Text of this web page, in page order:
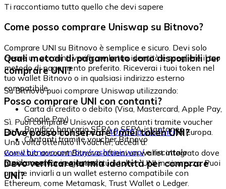
Ti raccontiamo tutto quello che devi sapere
Come posso comprare Uniswap su Bitnovo?
Comprare UNI su Bitnovo è semplice e sicuro. Devi solo
creare un account, verificare la tua identità e scegliere il tuo
metodo di pagamento preferito. Riceverai i tuoi token nel
tuo wallet Bitnovo o in qualsiasi indirizzo esterno
compatibile.
Quali metodi di pagamento sono disponibili per
comprare UNI?
Su Bitnovo puoi comprare Uniswap utilizzando:
Carta di credito o debito (Visa, Mastercard, Apple Pay,
Google Pay)
Bonifico bancario SEPA o SEPA istantaneo
Contanti tramite voucher Bitnovo
Posso comprare UNI con contanti?
Sì. Puoi comprare Uniswap con contanti tramite voucher
Bitnovo, disponibili in più di40.000 punti fisiciin Europa.
Una volta ottenuto il voucher, accedi a:
www.bitnovo.com/buy/cash/uniswap/e riscattalo
rapidamente e in sicurezza.
Dove posso conservare i miei token UNI?
Con il tuo account Bitnovo ottieni un wallet integrato dove
puoi conservare e gestire i tuoi token UNI in sicurezza. Puoi
anche inviarli a un wallet esterno compatibile con
Ethereum, come Metamask, Trust Wallet o Ledger.
Devo verificare la mia identità per comprare
UNI?